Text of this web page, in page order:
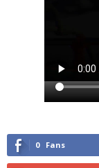
0 Fans